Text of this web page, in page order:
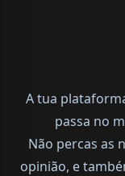
A tua
passa no
Não percas as
opinião, e